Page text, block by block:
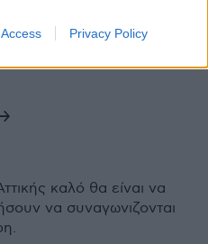
Privacy Policy
καλό θα είναι να
να συναγωνιζονται